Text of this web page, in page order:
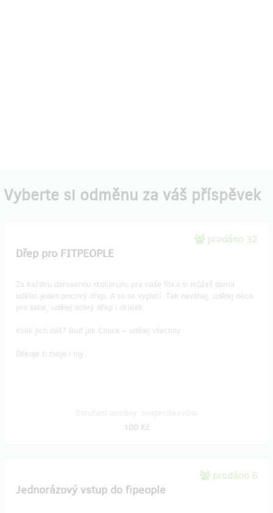
Vyberte si odměnu za váš příspěvek
prodáno 32
Dřep pro FITPEOPLE
Za každou darovanou stokorunu pro naše fitko si můžeš doma
udělat jeden poctivý dřep. A to se vyplatí. Tak neváhej, udělej něco
pro sebe, udělej dobrý dřep i skutek.
Kolik jich dáš? Buď jak Chuck – udělej všechny.
Děkuje ti tvoje i my.
100 Kč
prodáno 6
Jednorázový vstup do fipeople